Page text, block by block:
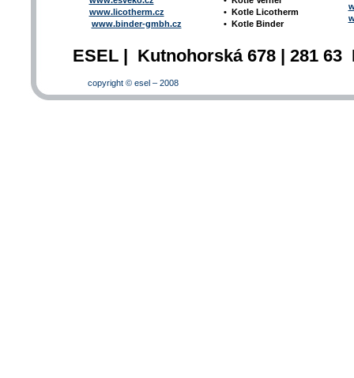
www.licotherm.cz
www.binder-gmbh.cz
• Kotle Licotherm
• Kotle Binder
ESEL | Kutnohorská 678 | 281
copyright © esel – 2008